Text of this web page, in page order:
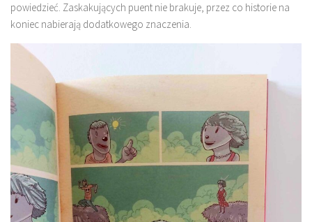
powiedzieć. Zaskakujących puent nie brakuje, przez co historie na
koniec nabierają dodatkowego znaczenia.